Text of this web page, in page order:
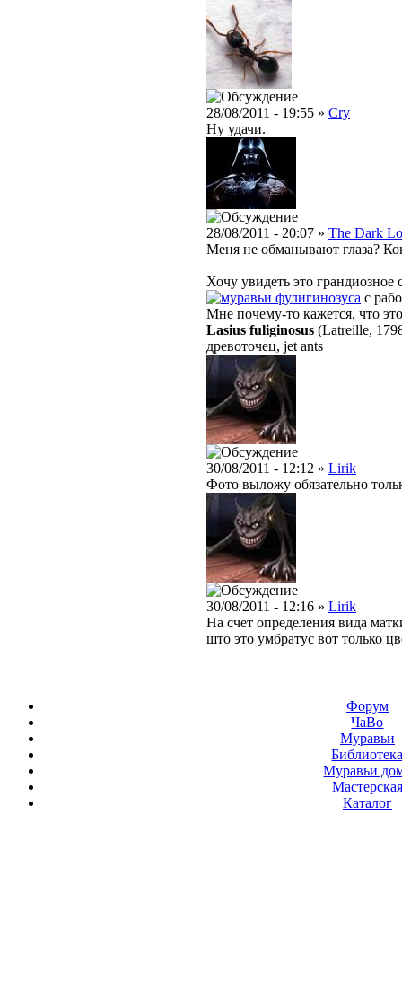
28/08/2011 - 19:55 » Cry
Ну удачи.
28/08/2011 - 20:07 » The Dark
Меня не обманывают глаза?
Хочу увидеть это
фулигинозуса с
Мне почему-то кажется, что
Lasius fuliginosus (Latreille,
древоточец, jet ants
30/08/2011 - 12:12 » Lirik
Фото выложу обязательно
30/08/2011 - 12:16 » Lirik
На счет определения вида
што это умбратус вот только
Форум
ЧаВо
Муравьи
Муравьи
Мастерская
Каталог